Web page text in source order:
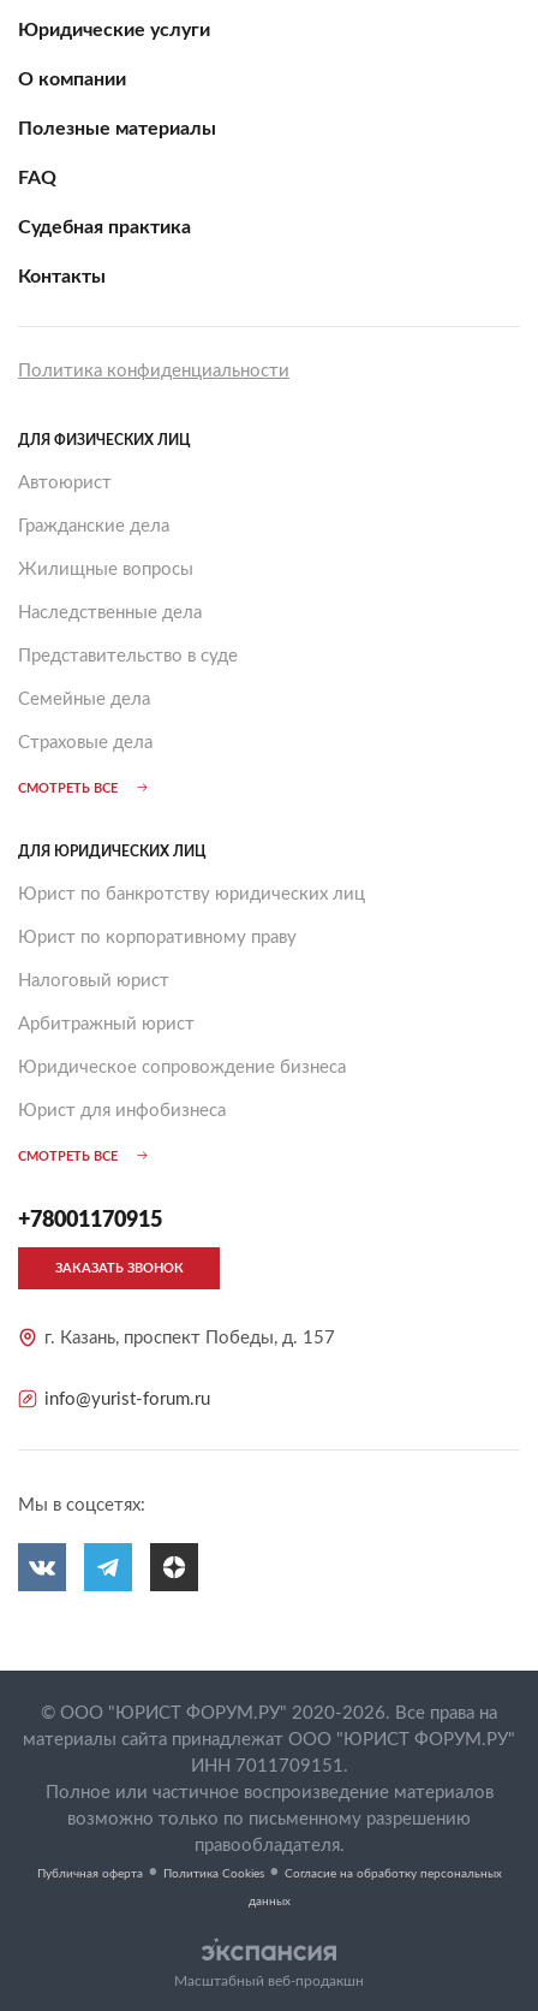
Юридические услуги
О компании
Полезные материалы
FAQ
Судебная практика
Контакты
Политика конфиденциальности
ДЛЯ ФИЗИЧЕСКИХ ЛИЦ
Автоюрист
Гражданские дела
Жилищные вопросы
Наследственные дела
Представительство в суде
Семейные дела
Страховые дела
СМОТРЕТЬ ВСЕ
ДЛЯ ЮРИДИЧЕСКИХ ЛИЦ
Юрист по банкротству юридических лиц
Юрист по корпоративному праву
Налоговый юрист
Арбитражный юрист
Юридическое сопровождение бизнеса
Юрист для инфобизнеса
СМОТРЕТЬ ВСЕ
+78001170915
ЗАКАЗАТЬ ЗВОНОК
г. Казань, проспект Победы, д. 157
info@yurist-forum.ru
Мы в соцсетях:
© ООО "ЮРИСТ ФОРУМ.РУ" 2020-2026. Все права на
материалы сайта принадлежат ООО "ЮРИСТ ФОРУМ.РУ"
ИНН 7011709151.
Полное или частичное воспроизведение материалов
возможно только по письменному разрешению
правообладателя.
Публичная оферта • Политика Cookies • Согласие на обработку персональных
данных
Масштабный веб-продакшн